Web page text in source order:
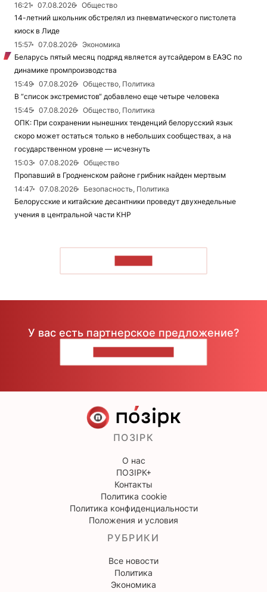
16:21
07.08.2026
Общество
14-летний школьник обстрелял из пневматического пистолета
киоск в Лиде
15:57
07.08.2026
Экономика
Беларусь пятый месяц подряд является аутсайдером в ЕАЭС по
динамике промпроизводства
15:49
07.08.2026
Общество, Политика
В “список экстремистов“ добавлено еще четыре человека
15:45
07.08.2026
Общество, Политика
ОПК: При сохранении нынешних тенденций белорусский язык
скоро может остаться только в небольших сообществах, а на
государственном уровне — исчезнуть
15:03
07.08.2026
Общество
Пропавший в Гродненском районе грибник найден мертвым
14:47
07.08.2026
Безопасность, Политика
Белорусские и китайские десантники проведут двухнедельные
учения в центральной части КНР
У вас есть партнерское предложение?
ПОЗІРК
О нас
ПОЗІРК+
Контакты
Политика cookie
Политика конфиденциальности
Положения и условия
РУБРИКИ
Все новости
Политика
Экономика